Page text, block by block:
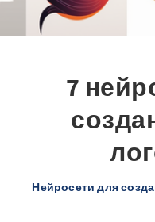
7
Нейросети для